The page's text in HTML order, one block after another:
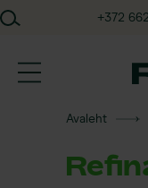
Skip
to
+372
Avaleht